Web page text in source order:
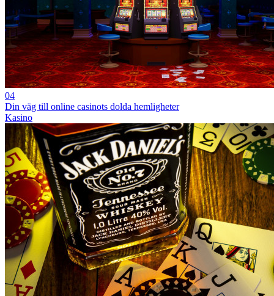
04
Din väg till online casinots dolda hemligheter
Kasino